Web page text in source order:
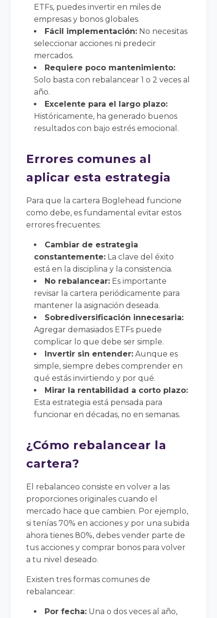
ETFs, puedes invertir en miles de
empresas y bonos globales.
Fácil implementación: No necesitas
seleccionar acciones ni predecir
mercados.
Requiere poco mantenimiento:
Solo basta con rebalancear 1 o 2 veces al
año.
Excelente para el largo plazo:
Históricamente, ha generado buenos
resultados con bajo estrés emocional.
Errores comunes al
aplicar esta estrategia
Para que la cartera Boglehead funcione
como debe, es fundamental evitar estos
errores frecuentes:
Cambiar de estrategia
constantemente: La clave del éxito
está en la disciplina y la consistencia.
No rebalancear: Es importante
revisar la cartera periódicamente para
mantener la asignación deseada.
Sobrediversificación innecesaria:
Agregar demasiados ETFs puede
complicar lo que debe ser simple.
Invertir sin entender: Aunque es
simple, siempre debes comprender en
qué estás invirtiendo y por qué.
Mirar la rentabilidad a corto plazo:
Esta estrategia está pensada para
funcionar en décadas, no en semanas.
¿Cómo rebalancear la
cartera?
El rebalanceo consiste en volver a las
proporciones originales cuando el
mercado hace que cambien. Por ejemplo,
si tenías 70% en acciones y por una subida
ahora tienes 80%, debes vender parte de
tus acciones y comprar bonos para volver
a tu nivel deseado.
Existen tres formas comunes de
rebalancear:
Por fecha: Una o dos veces al año,